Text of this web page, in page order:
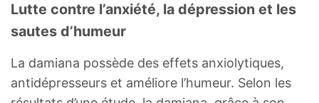
Lutte contre l’anxiété, la dépression et les
sautes d’humeur
La damiana possède des effets anxiolytiques,
antidépresseurs et améliore l’humeur. Selon les